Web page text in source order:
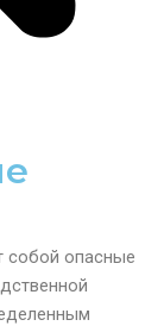
собой опасные